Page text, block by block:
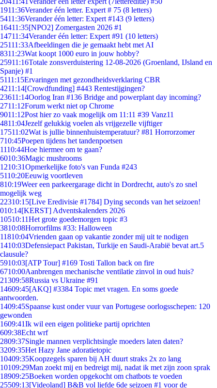
1911:36Verander één letter. Expert # 75 (8 letters)
5411:36Verander één letter: Expert #143 (9 letters)
16411:35[NPO2] Zomergasten 2026 #1
14711:34Verander één letter: Expert #91 (10 letters)
25111:33Afbeeldingen die je gemaakt hebt met AI
8311:23Wat koopt 1000 euro in jouw hobby?
25911:16Totale zonsverduistering 12-08-2026 (Groenland, IJsland en
Spanje) #1
5111:15Ervaringen met gezondheidsverklaring CBR
4211:14[Crowdfunding] #443 Rentestijgingen?
23611:14Oorlog Iran #136 Bridge and powerplant day incoming?
2711:12Forum werkt niet op Chrome
9011:12Post hier zo vaak mogelijk om 11:11 #39 Vanz11
4811:04Jezelf gelukkig voelen als vrijgezelle vijftiger
17511:02Wat is jullie binnenhuistemperatuur? #81 Horrorzomer
710:45Poepen tijdens het tandenpoetsen
1110:44Hoe hiermee om te gaan?
6010:36Magic mushrooms
1210:31Opmerkelijke foto's van Funda #243
5110:20Eeuwig voortleven
810:19Weer een parkeergarage dicht in Dordrecht, auto's zo snel
mogelijk weg
22310:15[Live Eredivisie #1784] Dying seconds van het seizoen!
010:14[KERST] Adventskalenders 2026
10510:11Het grote goedemorgen topic #3
3810:08Horrorfilms #33: Halloween
11810:04Vrienden gaan op vakantie zonder mij uit te nodigen
1410:03Defensiepact Pakistan, Turkije en Saudi-Arabië bevat art.5
clausule?
5910:03[ATP Tour] #169 Tosti Tallon back on fire
6710:00Aanbrengen mechanische ventilatie zinvol in oud huis?
21309:58Russia vs Ukraine #91
14609:45[AKQ] #3384 Topic met vragen. En soms goede
antwoorden.
1409:45Spaanse kust onder vuur van Portugese oorlogsschepen: 120
gewonden
1609:41Ik wil een eigen politieke partij oprichten
609:38Echt wrf
2809:37Single mannen verplichtsingle moeders laten daten?
3209:35Het Hazy Jane adoratietopic
10409:35Koopzegels sparen bij AH duurt straks 2x zo lang
10109:29Man zoekt mij en bedreigt mij, nadat ik met zijn zoon sprak
18909:25Boeken worden opgekocht om chatbots te voeden
25509:13[Videoland] B&B vol liefde 6de seizoen #1 voor de